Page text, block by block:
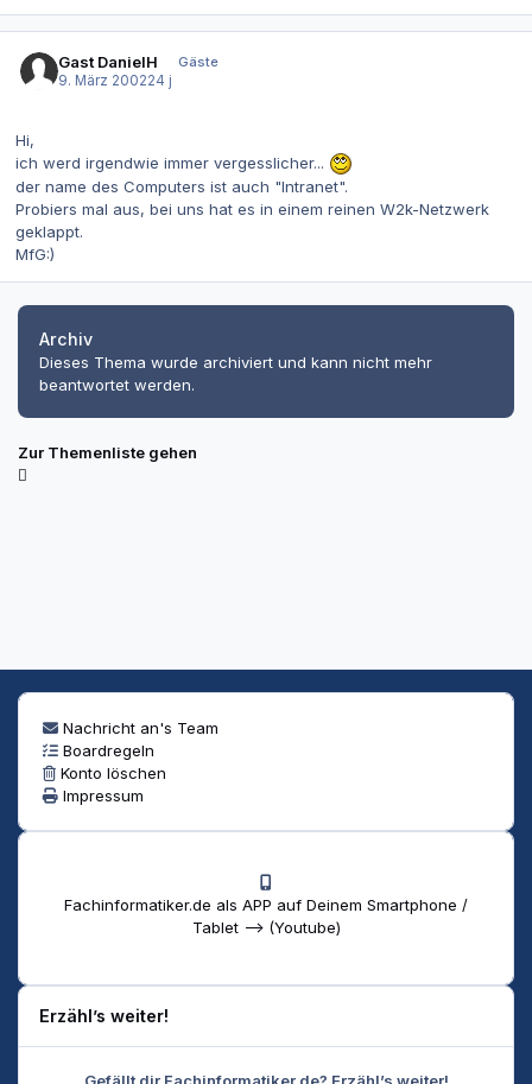
Gast DanielH
Gäste
9. März 200224 j
Hi,
ich werd irgendwie immer vergesslicher...
der name des Computers ist auch "Intranet".
Probiers mal aus, bei uns hat es in einem reinen W2k-Netzwerk
geklappt.
MfG:)
Archiv
Dieses Thema wurde archiviert und kann nicht mehr
beantwortet werden.
Zur Themenliste gehen
Nachricht an's Team
Boardregeln
Konto löschen
Impressum
Fachinformatiker.de als APP auf Deinem Smartphone /
Tablet --> (Youtube)
Erzähl’s weiter!